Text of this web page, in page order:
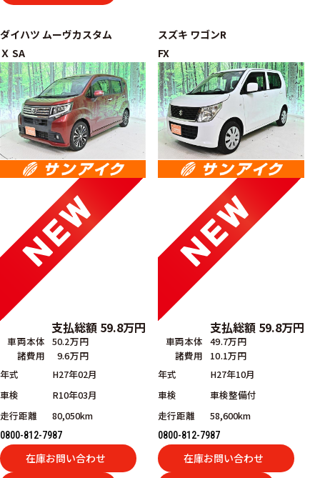
ダイハツ ムーヴカスタム
Ｘ SA
支払総額 59.8万円
車両本体 50.2万円
諸費用
9.6万円
年式
H27年02月
車検
R10年03月
走行距離
80,050km
0800-812-7987
在庫お問い合わせ
スズキ ワゴンR
FX
支払総額 59.8万円
車両本体 49.7万円
諸費用
10.1万円
年式
H27年10月
車検
車検整備付
走行距離
58,600km
0800-812-7987
在庫お問い合わせ